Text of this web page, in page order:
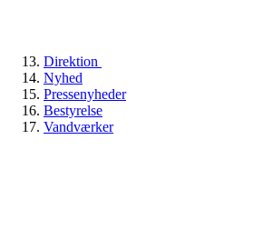
Direktion
Nyhed
Pressenyheder
Bestyrelse
Vandværker